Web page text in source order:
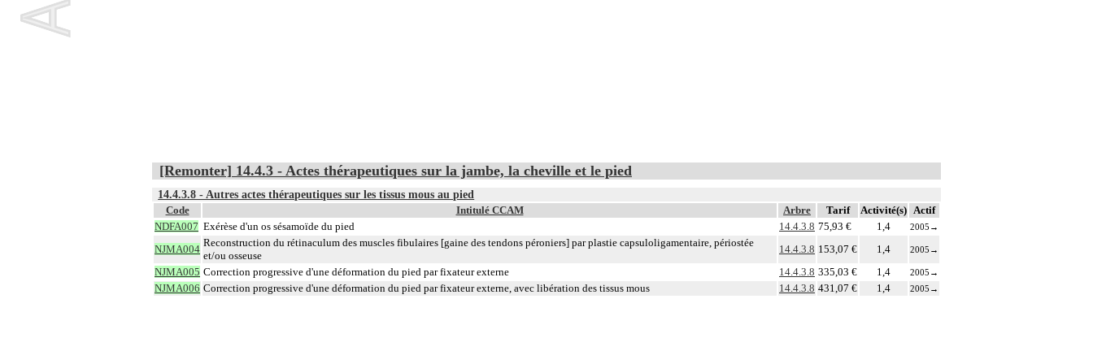
[Remonter] 14.4.3 - Actes thérapeutiques sur la jambe, la cheville et le pied
14.4.3.8 - Autres actes thérapeutiques sur les tissus mous au pied
Code Intitulé CCAM Arbre Tarif Activité(s) Actif
NDFA007 Exérèse d'un os sésamoïde du pied 14.4.3.8 75,93 € 1,4 2005 →
NJMA004
Reconstruction du rétinaculum des muscles fibulaires [gaine des tendons péroniers] par plastie capsuloligamentaire, périostée
et/ou osseuse
14.4.3.8 153,07 € 1,4 2005 →
NJMA005 Correction progressive d'une déformation du pied par fixateur externe 14.4.3.8 335,03 € 1,4 2005 →
NJMA006 Correction progressive d'une déformation du pied par fixateur externe, avec libération des tissus mous 14.4.3.8 431,07 € 1,4 2005 →